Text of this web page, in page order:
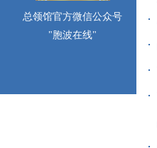
总领馆官方微信公众号
"胞波在线"